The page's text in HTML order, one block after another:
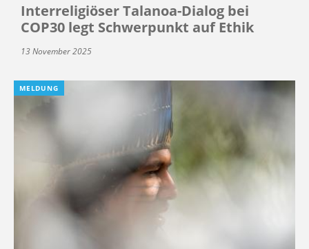
Interreligiöser Talanoa-Dialog bei
COP30 legt Schwerpunkt auf Ethik
13 November 2025
MELDUNG